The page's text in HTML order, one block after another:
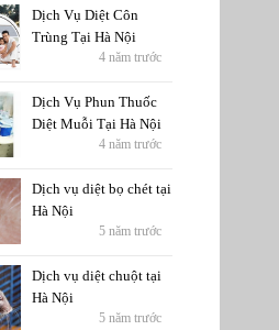
Dịch Vụ Diệt Côn
Trùng Tại Hà Nội
4 năm trước
Dịch Vụ Phun Thuốc
Diệt Muỗi Tại Hà Nội
4 năm trước
Dịch vụ diệt bọ chét tại
Hà Nội
5 năm trước
Dịch vụ diệt chuột tại
Hà Nội
5 năm trước